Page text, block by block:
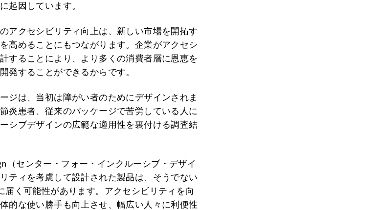
起因しています。
アクセシビリティ向上は、新しい市場を開拓す
高めることにもつながります。企業がアクセシ
することにより、より多くの消費者層に恩恵を
発することができるからです。
ジは、当初は障がい者のためにデザインされま
炎患者、従来のパッケージで苦労している人に
シブデザインの広範な適用性を裏付ける調査結
センター・フォー・インクルーシブ・デザイ
ティを考慮して設計された製品は、そうでない
届く可能性があります。アクセシビリティを向
的な使い勝手も向上させ、幅広い人々に利便性